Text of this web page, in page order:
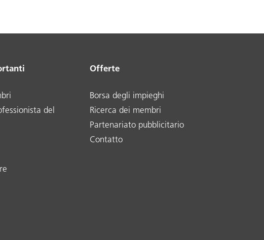
del
Offerte
Borsa degli impieghi
Ricerca dei membri
Partenariato pubblicitario
Contatto